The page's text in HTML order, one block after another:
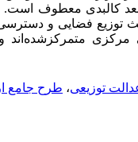
بعد کالبدی معطوف است.
توزیع فضایی و
مرکزی
توزیعی، طرح جامع